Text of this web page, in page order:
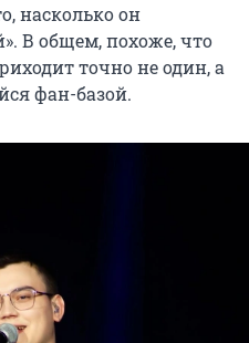
насколько он
В общем, похоже, что
точно не один, а
фан-базой.